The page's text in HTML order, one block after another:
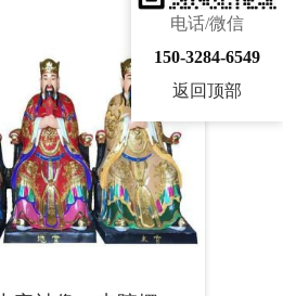
电话/微信
150-3284-6549
返回顶部